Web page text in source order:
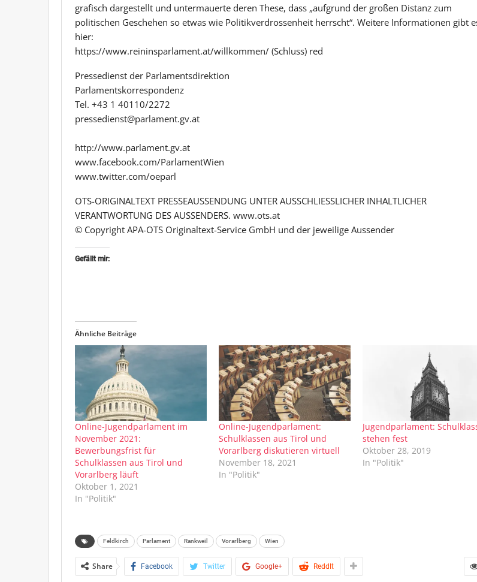
grafisch dargestellt und untermauerte deren These, dass „aufgrund der großen Distanz zum
politischen Geschehen so etwas wie Politikverdrossenheit herrscht“. Weitere Informationen gibt
hier:
https://www.reininsparlament.at/willkommen/ (Schluss) red
Pressedienst der Parlamentsdirektion
Parlamentskorrespondenz
Tel. +43 1 40110/2272
pressedienst@parlament.gv.at
http://www.parlament.gv.at
www.facebook.com/ParlamentWien
www.twitter.com/oeparl
OTS-ORIGINALTEXT PRESSEAUSSENDUNG UNTER AUSSCHLIESSLICHER INHALTLICHER
VERANTWORTUNG DES AUSSENDERS. www.ots.at
© Copyright APA-OTS Originaltext-Service GmbH und der jeweilige Aussender
Gefällt mir:
Ähnliche Beiträge
Online-Jugendparlament im
November 2021:
Bewerbungsfrist für
Schulklassen aus Tirol und
Vorarlberg läuft
Oktober 1, 2021
In "Politik"
Online-Jugendparlament:
Schulklassen aus Tirol und
Vorarlberg diskutieren virtuell
November 18, 2021
In "Politik"
Jugendparlament:
stehen fest
Oktober 28, 2019
In "Politik"
Feldkirch Parlament Rankweil Vorarlberg Wien
Share Facebook Twitter Google+ ReddIt